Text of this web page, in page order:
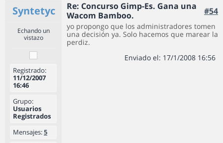
Syntetyc
Re: Concurso Gimp-Es. Gana una
Wacom Bamboo.
#54
Echando un
vistazo
Registrado:
11/12/2007
16:46
Grupo:
Usuarios
Registrados
Mensajes:5
yo propongo que los administradores tomen
una decisión ya. Solo hacemos que marear la
perdiz.
Enviado el: 17/1/2008 16:56